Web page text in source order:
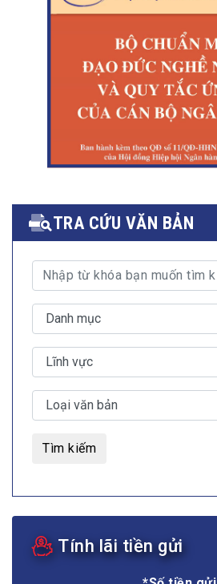
TRA CỨU VĂN BẢN
Tìm kiếm
Tính lãi tiền gửi